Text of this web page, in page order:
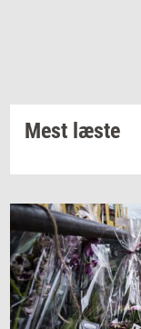
Mest læste